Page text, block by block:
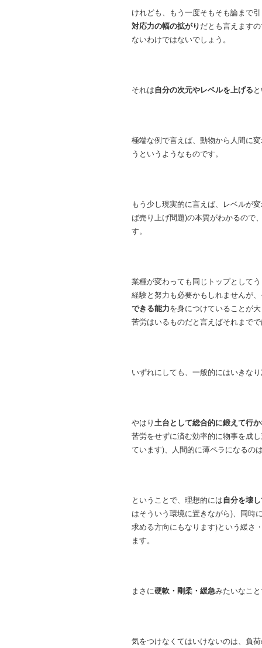
けれども、もう一度そもそも論まで
対応力の幅の拡がりだとも言えます
ないわけではないでしょう。
それは自分の次元やレベルを上げる
極端な例で言えば、動物から人間に
うというようなものです。
もう少し現実的に言えば、レベルが
ば売り上げ問題)の本質がわかるので
す。
業種が変わっても同じトップとして
経験と努力も必要かもしれませんが
できる能力を身につけていることが
苦労はいるものだと言えばそれまで
いずれにしても、一般的にはいきな
やはり土台として総合的に鍛えて行
苦労をせずに済む効率的に物事を成
ています)、人間的に薄ペラになるの
ということで、理想的には自分を壊
はそういう環境に置きながら)、同時
求める方向にもなります)という緩さ
ます。
まさに硬軟・剛柔・緩急みたいなこ
気をつけなくてはいけないのは、負